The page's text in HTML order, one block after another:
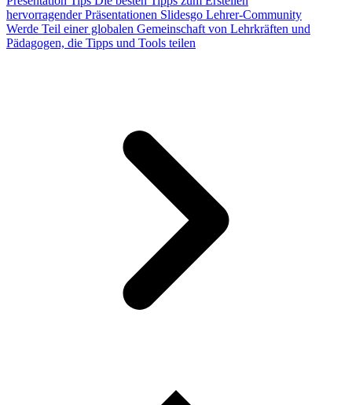
hervorragender Präsentationen Slidesgo Lehrer-Community
Werde Teil einer globalen Gemeinschaft von Lehrkräften und
Pädagogen, die Tipps und Tools teilen